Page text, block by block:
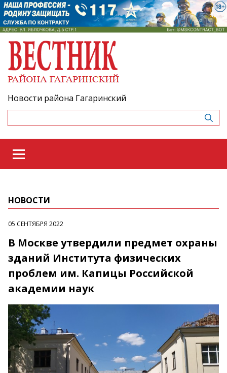
Новости района Гагаринский
НОВОСТИ
05 СЕНТЯБРЯ 2022
В Москве утвердили предмет охраны
зданий Института физических
проблем им. Капицы Российской
академии наук